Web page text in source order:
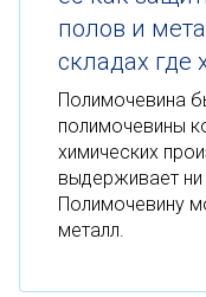
полов и
складах где
Полимочевина
полимочевины
химических
выдерживает
Полимочевину
металл.